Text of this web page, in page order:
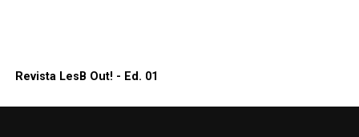
Revista LesB Out! - Ed. 01